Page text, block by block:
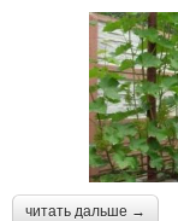
читать дальше →